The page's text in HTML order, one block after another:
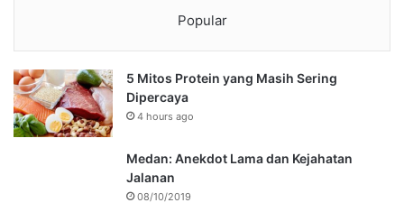
Popular
5 Mitos Protein yang Masih Sering
Dipercaya
4 hours ago
Medan: Anekdot Lama dan Kejahatan
Jalanan
08/10/2019